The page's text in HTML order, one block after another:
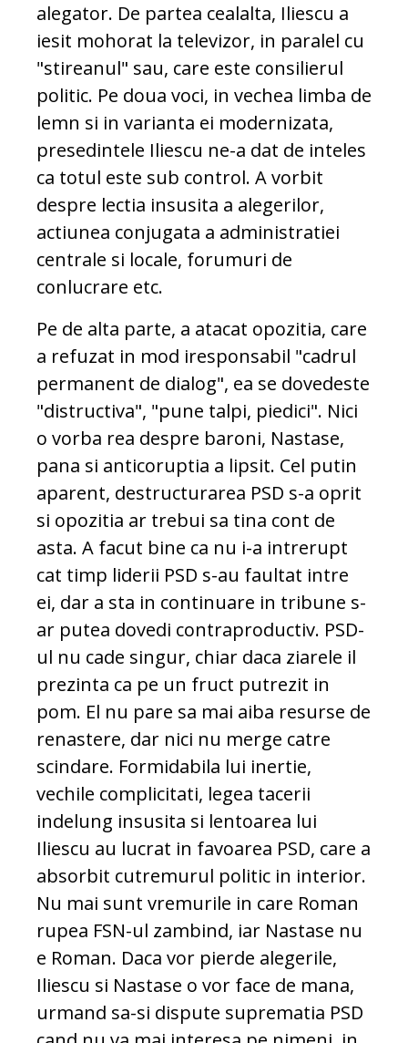
alegator. De partea cealalta, Iliescu a
iesit mohorat la televizor, in paralel cu
"stireanul" sau, care este consilierul
politic. Pe doua voci, in vechea limba de
lemn si in varianta ei modernizata,
presedintele Iliescu ne-a dat de inteles
ca totul este sub control. A vorbit
despre lectia insusita a alegerilor,
actiunea conjugata a administratiei
centrale si locale, forumuri de
conlucrare etc.
Pe de alta parte, a atacat opozitia, care
a refuzat in mod iresponsabil "cadrul
permanent de dialog", ea se dovedeste
"distructiva", "pune talpi, piedici". Nici
o vorba rea despre baroni, Nastase,
pana si anticoruptia a lipsit. Cel putin
aparent, destructurarea PSD s-a oprit
si opozitia ar trebui sa tina cont de
asta. A facut bine ca nu i-a intrerupt
cat timp liderii PSD s-au faultat intre
ei, dar a sta in continuare in tribune s-
ar putea dovedi contraproductiv. PSD-
ul nu cade singur, chiar daca ziarele il
prezinta ca pe un fruct putrezit in
pom. El nu pare sa mai aiba resurse de
renastere, dar nici nu merge catre
scindare. Formidabila lui inertie,
vechile complicitati, legea tacerii
indelung insusita si lentoarea lui
Iliescu au lucrat in favoarea PSD, care a
absorbit cutremurul politic in interior.
Nu mai sunt vremurile in care Roman
rupea FSN-ul zambind, iar Nastase nu
e Roman. Daca vor pierde alegerile,
Iliescu si Nastase o vor face de mana,
urmand sa-si dispute suprematia PSD